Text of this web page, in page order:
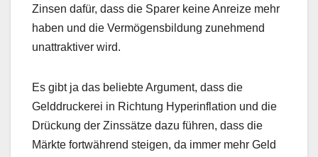
Zinsen dafür, dass die Sparer keine Anreize mehr
haben und die Vermögensbildung zunehmend
unattraktiver wird.
Es gibt ja das beliebte Argument, dass die
Gelddruckerei in Richtung Hyperinflation und die
Drückung der Zinssätze dazu führen, dass die
Märkte fortwährend steigen, da immer mehr Geld